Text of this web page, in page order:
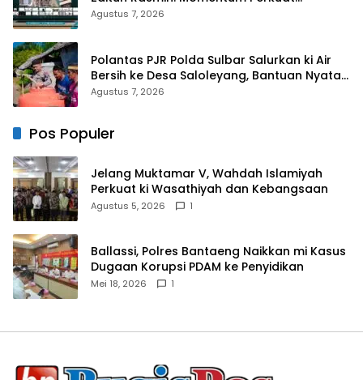
Konsolidasi dan Evaluasi Perjalanan
Agustus 7, 2026
Polantas PJR Polda Sulbar Salurkan ki Air
Bersih ke Desa Saloleyang, Bantuan Nyata
di Tengah Musim Kemarau
Agustus 7, 2026
Pos Populer
Jelang Muktamar V, Wahdah Islamiyah
Perkuat ki Wasathiyah dan Kebangsaan
Agustus 5, 2026 1
Ballassi, Polres Bantaeng Naikkan mi Kasus
Dugaan Korupsi PDAM ke Penyidikan
Mei 18, 2026 1